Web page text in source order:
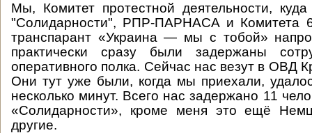
Мы, Комитет протестной деятельности, куда
"Солидарности", РПР-ПАРНАСА и Комитета
транспарант «Украина — мы с тобой»
практически сразу были задержаны
оперативного полка. Сейчас нас везут в ОВД
Они тут уже были, когда мы приехали,
несколько минут. Всего нас задержано 11
«Солидарности», кроме меня это ещё
другие.